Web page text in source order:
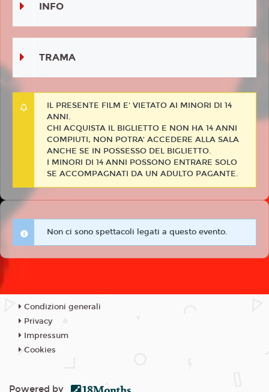
INFO
TRAMA
IL PRESENTE FILM E' VIETATO AI MINORI DI 14
ANNI.
CHI ACQUISTA IL BIGLIETTO E NON HA 14 ANNI
COMPIUTI, NON POTRA' ACCEDERE ALLA SALA
ANCHE SE IN POSSESSO DEL BIGLIETTO.
I MINORI DI 14 ANNI POSSONO ENTRARE SOLO
SE ACCOMPAGNATI DA UN ADULTO PAGANTE.
Non ci sono spettacoli legati a questo evento.
Condizioni generali
Privacy
Impressum
Cookies
Powered by